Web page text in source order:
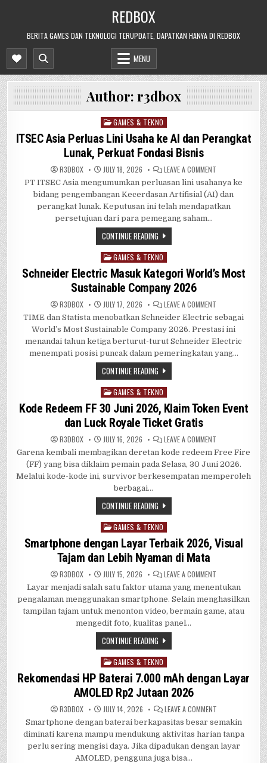
REDBOX
BERITA GAMES DAN TEKNOLOGI TERUPDATE, DAPATKAN HANYA DI REDBOX
MENU
Author: r3db0x
Posted
in
GAMES & TEKNO
ITSEC Asia Perluas Lini Usaha ke AI dan Perangkat
Lunak, Perkuat Fondasi Bisnis
R3DB0X JULY 18, 2026 LEAVE A COMMENT
ASIA
PERLUAS
LINI
USAHA
KE
PT ITSEC Asia mengumumkan perluasan lini usahanya ke
bidang pengembangan Kecerdasan Artifisial (AI) dan
perangkat lunak. Keputusan ini telah mendapatkan
persetujuan dari para pemegang saham…
CONTINUE READING
Posted
in
GAMES & TEKNO
Schneider Electric Masuk Kategori World’s Most
Sustainable Company 2026
R3DB0X JULY 17, 2026 LEAVE A COMMENT
ELECTRIC
MASUK
KATEGORI
WORLD’S
MOST
SUSTAINABLE
TIME dan Statista menobatkan Schneider Electric sebagai
World’s Most Sustainable Company 2026. Prestasi ini
menandai tahun ketiga berturut-turut Schneider Electric
menempati posisi puncak dalam pemeringkatan yang…
CONTINUE READING
Posted
in
GAMES & TEKNO
Kode Redeem FF 30 Juni 2026, Klaim Token Event
dan Luck Royale Ticket Gratis
R3DB0X JULY 16, 2026 LEAVE A COMMENT
REDEEM
FF
30
JUNI
2026,
GRATIS
Garena kembali membagikan deretan kode redeem Free Fire
(FF) yang bisa diklaim pemain pada Selasa, 30 Juni 2026.
Melalui kode-kode ini, survivor berkesempatan memperoleh
berbagai…
CONTINUE READING
Posted
in
GAMES & TEKNO
Smartphone dengan Layar Terbaik 2026, Visual
Tajam dan Lebih Nyaman di Mata
R3DB0X JULY 15, 2026 LEAVE A COMMENT
DENGAN
LAYAR
TERBAIK
2026,
VISUAL
Layar menjadi salah satu faktor utama yang menentukan
pengalaman menggunakan smartphone. Selain menghasilkan
tampilan tajam untuk menonton video, bermain game, atau
mengedit foto, kualitas panel…
CONTINUE READING
Posted
in
GAMES & TEKNO
Rekomendasi HP Baterai 7.000 mAh dengan Layar
AMOLED Rp2 Jutaan 2026
R3DB0X JULY 14, 2026 LEAVE A COMMENTON
HP
BATERAI
7.000
MAH
DENGAN
Smartphone dengan baterai berkapasitas besar semakin
diminati karena mampu mendukung aktivitas harian tanpa
perlu sering mengisi daya. Jika dipadukan dengan layar
AMOLED, pengguna juga bisa…